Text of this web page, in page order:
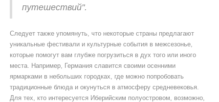
путешествий".
Следует также упомянуть, что некоторые страны предлагают
уникальные фестивали и культурные события в межсезонье,
которые помогут вам глубже погрузиться в дух того или иного
места. Например, Германия славится своими осенними
ярмарками в небольших городках, где можно попробовать
традиционные блюда и окунуться в атмосферу средневековья.
Для тех, кто интересуется Иберийским полуостровом, возможно,